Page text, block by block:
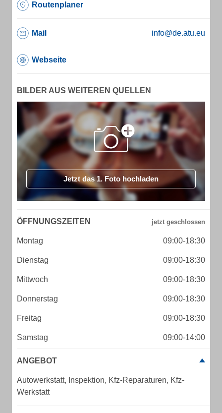
Routenplaner
Mail info@de.atu.eu
Webseite
BILDER AUS WEITEREN QUELLEN
Jetzt das 1. Foto hochladen
ÖFFNUNGSZEITEN
Montag 09:00-18:30
Dienstag 09:00-18:30
Mittwoch 09:00-18:30
Donnerstag 09:00-18:30
Freitag 09:00-18:30
Samstag 09:00-14:00
ANGEBOT
Autowerkstatt, Inspektion, Kfz-Reparaturen, Kfz-
Werkstatt